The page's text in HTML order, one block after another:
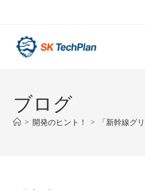
ブログ
> 開発のヒント！ > 「新幹線グ